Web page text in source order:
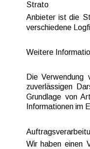
Strato
Anbieter ist die
verschiedene
Weitere
Die Verwendung
zuverlässigen
Grundlage von
Informationen im
Wir haben einen